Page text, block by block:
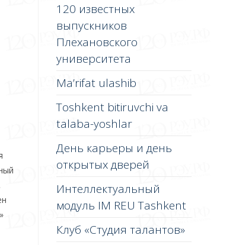
120 известных
выпускников
Плехановского
университета
Ma’rifat ulashib
Toshkent bitiruvchi va
talaba-yoshlar
День карьеры и день
открытых дверей
Интеллектуальный
модуль IM REU Tashkent
Клуб «Студия талантов»